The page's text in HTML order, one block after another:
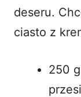
deseru.
ciasto z
250